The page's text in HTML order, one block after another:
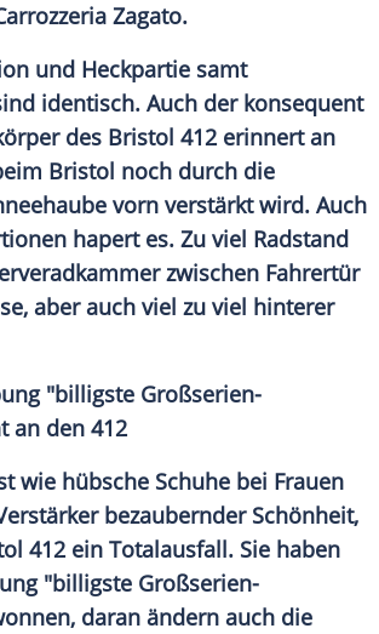
Zagato.
und Heckpartie samt
identisch. Auch der konsequent
des Bristol 412 erinnert an
Bristol noch durch die
vorn verstärkt wird. Auch
hapert es. Zu viel Radstand
zwischen Fahrertür
aber auch viel zu viel hinterer
"billigste Großserien-
an den 412
wie hübsche Schuhe bei Frauen
bezaubernder Schönheit,
412 ein Totalausfall. Sie haben
"billigste Großserien-
daran ändern auch die